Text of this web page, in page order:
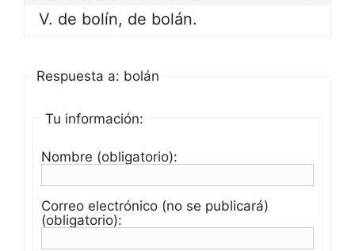
V. de bolín, de bolán.
Respuesta a: bolán
Tu información:
Nombre (obligatorio):
Correo electrónico (no se publicará)
(obligatorio):